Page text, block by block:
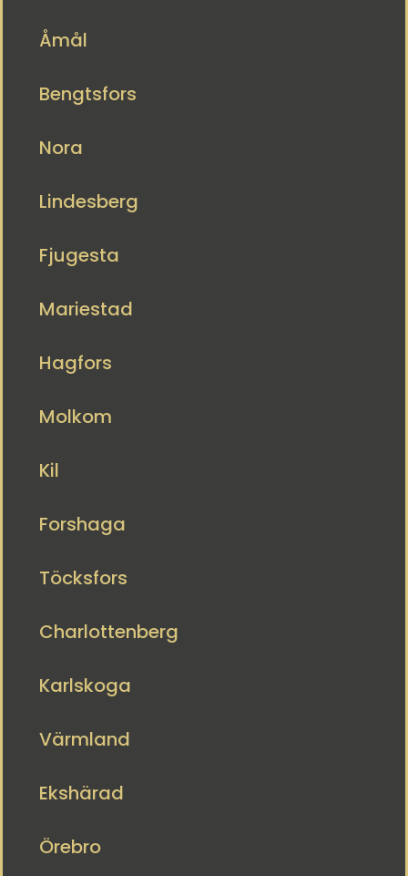
Åmål
Bengtsfors
Nora
Lindesberg
Fjugesta
Mariestad
Hagfors
Molkom
Kil
Forshaga
Töcksfors
Charlottenberg
Karlskoga
Värmland
Ekshärad
Örebro